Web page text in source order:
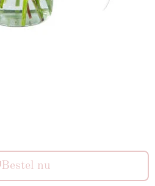
Bestel nu